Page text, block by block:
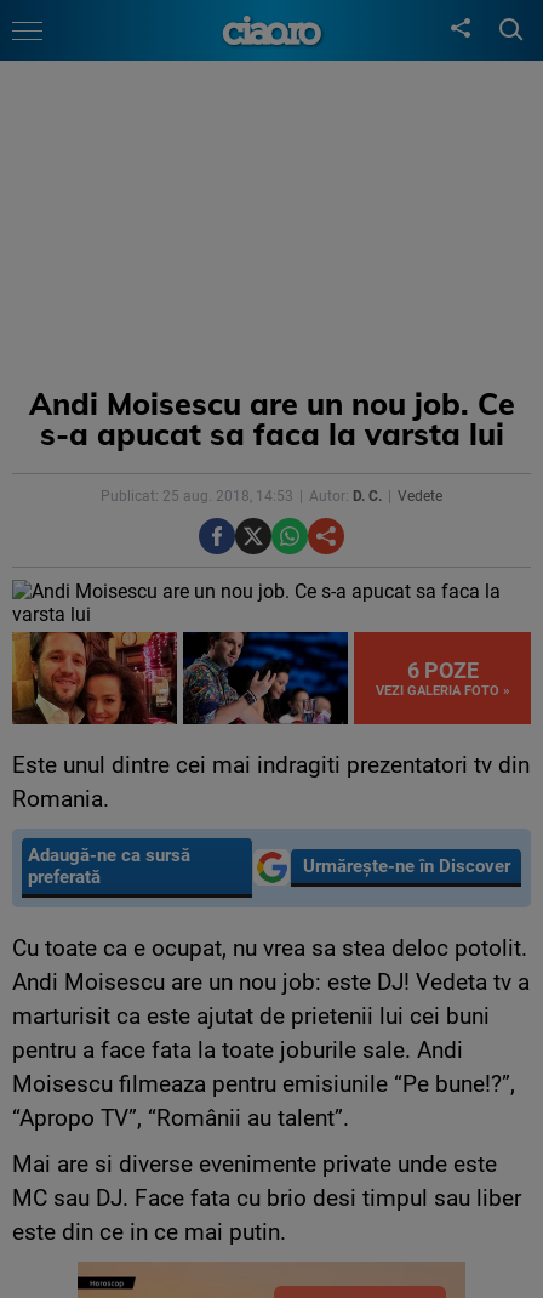
Andi Moisescu are un nou job. Ce
s-a apucat sa faca la varsta lui
Publicat: 25 aug. 2018, 14:53 Autor: D. C. Vedete
6 POZE
VEZI GALERIA FOTO »
Este unul dintre cei mai indragiti prezentatori tv din
Romania.
Adaugă-ne ca sursă
preferată
Urmărește-ne în Discover
Cu toate ca e ocupat, nu vrea sa stea deloc potolit.
Andi Moisescu are un nou job: este DJ! Vedeta tv a
marturisit ca este ajutat de prietenii lui cei buni
pentru a face fata la toate joburile sale. Andi
Moisescu filmeaza pentru emisiunile “Pe bune!?”,
“Apropo TV”, “Românii au talent”.
Mai are si diverse evenimente private unde este
MC sau DJ. Face fata cu brio desi timpul sau liber
este din ce in ce mai putin.